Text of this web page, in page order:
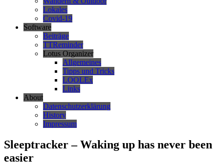
Lokales
Covid-19
Software
Beiträge
TTReminder
Lotus Organizer
Allgemeines
Tipps und Tricks
LOOLEx
Links
About
Datenschutzerklärung
History
Impressum
Sleeptracker – Waking up has never been
easier